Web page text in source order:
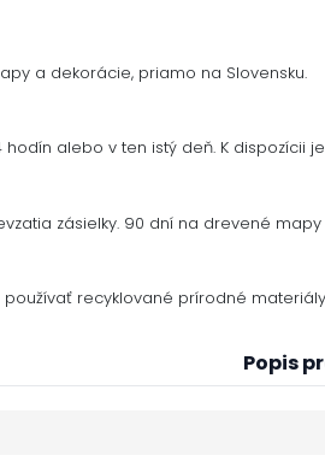
a dekorácie, priamo na Slovensku.
alebo v ten istý deň. K dispozícii
zásielky. 90 dní na drevené
recyklované prírodné
Popis